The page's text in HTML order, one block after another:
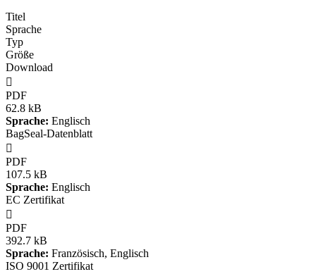
Titel
Sprache
Typ
Größe
Download

PDF
62.8 kB
Sprache: Englisch
BagSeal-Datenblatt

PDF
107.5 kB
Sprache: Englisch
EC Zertifikat

PDF
392.7 kB
Sprache: Französisch, Englisch
ISO 9001 Zertifikat